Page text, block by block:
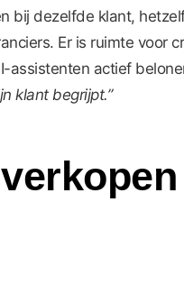
bij dezelfde klant,
Er is ruimte voor
actief
klant begrijpt.”